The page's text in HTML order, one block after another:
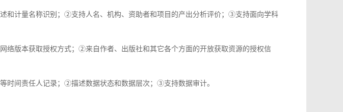
和计量名称识别；②支持人名、机构、资助者和项目的产出分析评价；③支持面向学科
络版本获取授权方式；②来自作者、出版社和其它各个方面的开放获取资源的授权信
时间责任人记录；②描述数据状态和数据层次；③支持数据审计。